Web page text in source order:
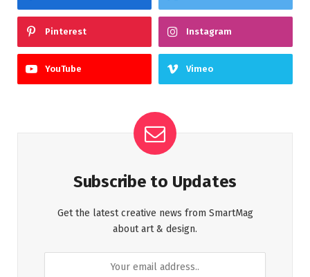
Pinterest Instagram
YouTube Vimeo
Subscribe to Updates
Get the latest creative news from SmartMag
about art & design.